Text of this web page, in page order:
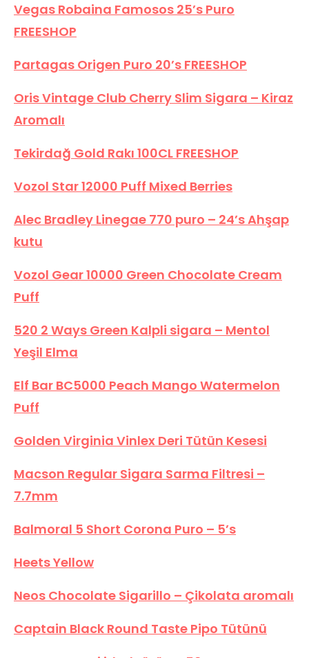
Vegas Robaina Famosos 25’s Puro
FREESHOP
Partagas Origen Puro 20’s FREESHOP
Oris Vintage Club Cherry Slim Sigara – Kiraz
Aromalı
Tekirdağ Gold Rakı 100CL FREESHOP
Vozol Star 12000 Puff Mixed Berries
Alec Bradley Linegae 770 puro – 24’s Ahşap
kutu
Vozol Gear 10000 Green Chocolate Cream
Puff
520 2 Ways Green Kalpli sigara – Mentol
Yeşil Elma
Elf Bar BC5000 Peach Mango Watermelon
Puff
Golden Virginia Vinlex Deri Tütün Kesesi
Macson Regular Sigara Sarma Filtresi –
7.7mm
Balmoral 5 Short Corona Puro – 5’s
Heets Yellow
Neos Chocolate Sigarillo – Çikolata aromalı
Captain Black Round Taste Pipo Tütünü